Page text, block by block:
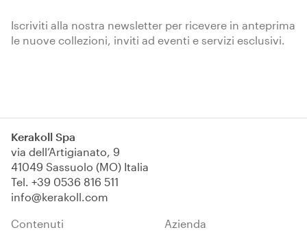
Iscriviti alla nostra newsletter per ricevere in anteprima
le nuove collezioni, inviti ad eventi e servizi esclusivi.
Kerakoll Spa
via dell’Artigianato, 9
41049 Sassuolo (MO) Italia
Tel. +39 0536 816 511
info@kerakoll.com
Contenuti Azienda